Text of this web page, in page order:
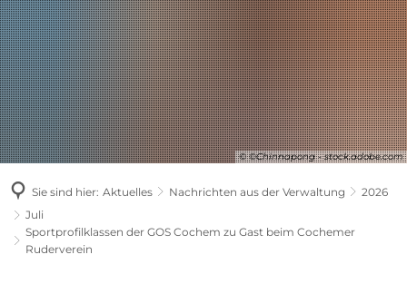
© ©Chinnapong - stock.adobe.com
Sie sind hier: Aktuelles Nachrichten aus der Verwaltung
2026
Juli
Sportprofilklassen der GOS Cochem zu Gast beim Cochemer
Ruderverein